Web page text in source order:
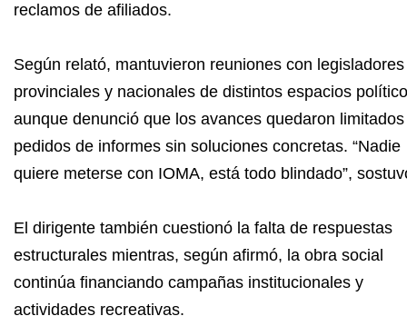
reclamos de afiliados.
Según relató, mantuvieron reuniones con legisladores
provinciales y nacionales de distintos espacios
aunque denunció que los avances quedaron
pedidos de informes sin soluciones concretas. “Nadie
quiere meterse con IOMA, está todo blindado”,
El dirigente también cuestionó la falta de respuestas
estructurales mientras, según afirmó, la obra social
continúa financiando campañas institucionales y
actividades recreativas.